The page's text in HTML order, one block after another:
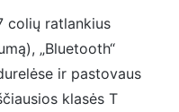
colių ratlankius
„Bluetooth“
ir pastovaus
klasės T